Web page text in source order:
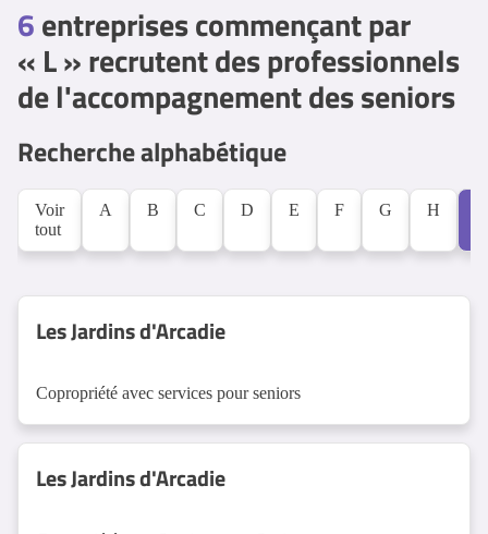
6entreprises commençant par
« L » recrutent des professionnels
de l'accompagnement des seniors
Recherche alphabétique
Voir
tout
A B C D E F G H
Les Jardins d'Arcadie
Copropriété avec services pour seniors
Les Jardins d'Arcadie